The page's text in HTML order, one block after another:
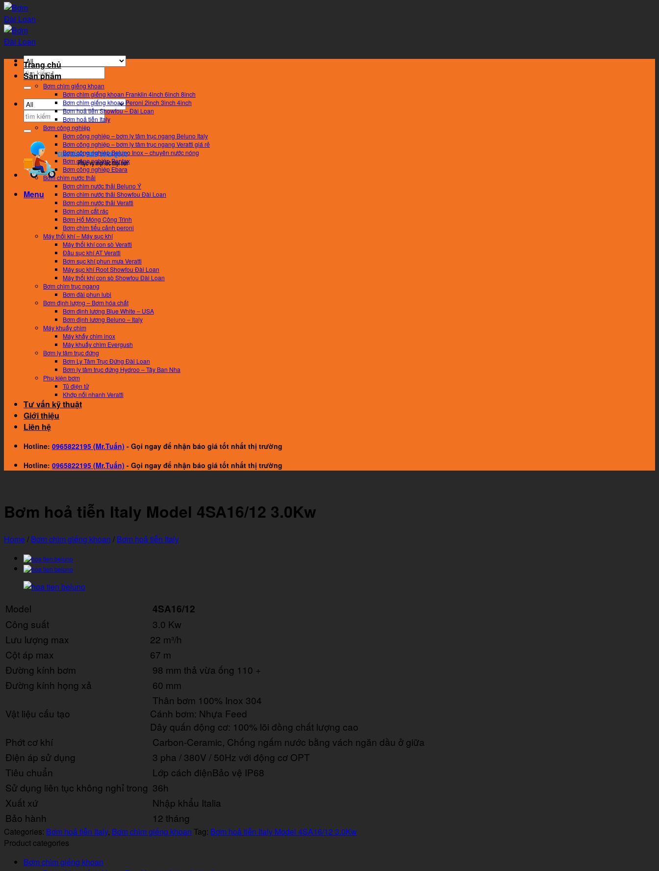
Search
for:
Search
Menu
Trang chủ
Sản phẩm
Bơm chìm giếng khoan
Bơm chìm giếng khoan Franklin 4inch 6inch 8inch
Bơm chìm giếng khoan Peroni 2inch 3inch 4inch
Bơm hoả tiễn Showfou – Đài Loan
Bơm hoả tiễn Italy
Bơm công nghiệp
Bơm công nghiệp – bơm ly tâm trục ngang Beluno Italy
Bơm công nghiệp – bơm ly tâm trục ngang Veratti giá rẻ
Bơm công nghiệp Beluno Inox – chuyên nước nóng
Bơm công nghiệp Pentax
Bơm công nghiệp Ebara
Bơm chìm nước thải
Bơm chìm nước thải Beluno Ý
Bơm chìm nước thải Showfou Đài Loan
Bơm chìm nước thải Veratti
Bơm chìm cắt rác
Bơm Hố Móng Công Trình
Bơm chìm tiểu cảnh peroni
Máy thổi khí – Máy sục khí
Máy thổi khí con sò Veratti
Đầu sục khí AT Veratti
Bơm sục khí phun mưa Veratti
Máy sục khí Root Showfou Đài Loan
Máy thổi khí con sò Showfou Đài Loan
Bơm chìm trục ngang
Bơm đài phun lubi
Bơm định lượng – Bơm hóa chất
Bơm đinh lương Blue White – USA
Bơm định lương Beluno – Italy
Máy khuấy chìm
Máy khấy chìm inox
Máy khuấy chìm Evergush
Bơm ly tâm trục đứng
Bơm Ly Tâm Trục Đứng Đài Loan
Bơm ly tâm trục đứng Hydroo – Tây Ban Nha
Phụ kiện bơm
Tủ điện tử
Khớp nối nhanh Veratti
Tư vấn kỹ thuật
Giới thiệu
Liên hệ
Hotline: 0965822195 (Mr.Tuấn) - Gọi ngay để nhận báo giá tốt nhất thị trường
Hotline: 0965822195 (Mr.Tuấn) - Gọi ngay để nhận báo giá tốt nhất thị trường
Bơm hoả tiễn Italy Model 4SA16/12 3.0Kw
Home/ Bơm chìm giếng khoan / Bơm hoả tiễn Italy
Model 4SA16/12
Công suất
3.0 Kw
Lưu lượng max
22 m³/h
Cột áp max
67 m
Đường kính bơm
98 mm thả vừa ống 110 +
Đường kính họng xả
60 mm
Vật liệu cấu tạo
Thân bơm 100% Inox 304
Cánh bơm: Nhựa Feed
Dây quấn động cơ: 100% lõi đồng chất lượng cao
Phớt cơ khí
Carbon-Ceramic, Chống ngấm nước bằng vách ngăn dầu ở giữa
Điện áp sử dụng
3 pha / 380V / 50Hz với động cơ OPT
Tiêu chuẩn
Lớp cách điệnBảo vệ IP68
Sử dụng liên tục không nghỉ trong 36h
Xuất xứ
Nhập khẩu Italia
Bảo hành
12 tháng
Categories: Bơm hoả tiễn Italy, Bơm chìm giếng khoan Tag: Bơm hoả tiễn Italy Model 4SA16/12 3.0Kw
Product categories
Bơm chìm giếng khoan